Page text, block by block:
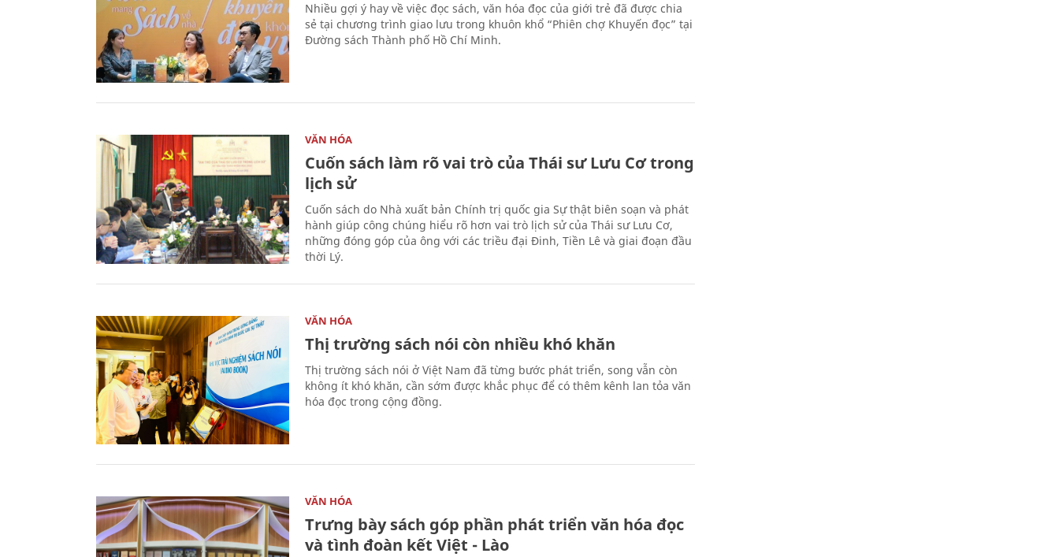
Nhiều gợi ý hay về việc đọc sách, văn hóa đọc của giới trẻ đã được chia
sẻ tại chương trình giao lưu trong khuôn khổ “Phiên chợ Khuyến đọc” tại
Đường sách Thành phố Hồ Chí Minh.
VĂN HÓA
Cuốn sách làm rõ vai trò của Thái sư Lưu Cơ trong
lịch sử
Cuốn sách do Nhà xuất bản Chính trị quốc gia Sự thật biên soạn và phát
hành giúp công chúng hiểu rõ hơn vai trò lịch sử của Thái sư Lưu Cơ,
những đóng góp của ông với các triều đại Đinh, Tiền Lê và giai đoạn đầu
thời Lý.
VĂN HÓA
Thị trường sách nói còn nhiều khó khăn
Thị trường sách nói ở Việt Nam đã từng bước phát triển, song vẫn còn
không ít khó khăn, cần sớm được khắc phục để có thêm kênh lan tỏa văn
hóa đọc trong cộng đồng.
VĂN HÓA
Trưng bày sách góp phần phát triển văn hóa đọc
và tình đoàn kết Việt - Lào